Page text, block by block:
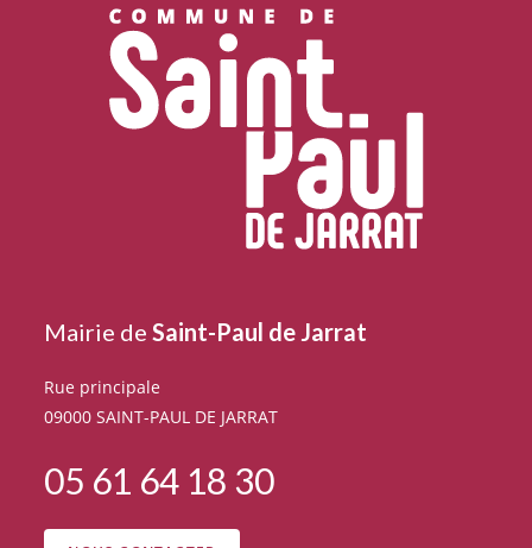
Mairie deSaint-Paul de Jarrat
Rue principale
09000 SAINT-PAUL DE JARRAT
05 61 64 18 30